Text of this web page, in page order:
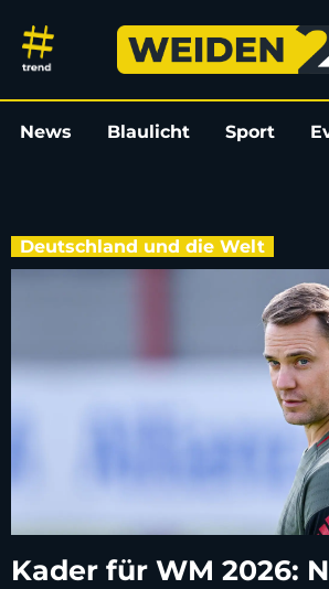
Kader für WM
News Blaulicht Sport
Deutschland und die Welt
Kader für WM 2026: